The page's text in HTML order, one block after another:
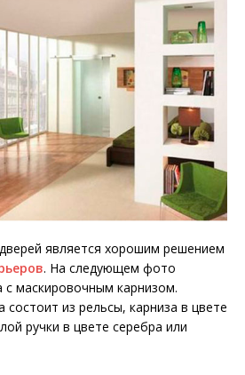
является хорошим решением
. На следующем фото
с маскировочным карнизом.
состоит из рельсы, карниза в цвете
ручки в цвете серебра или